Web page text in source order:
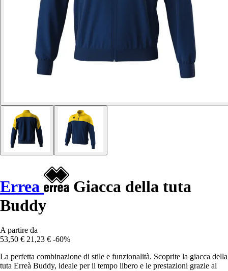
Errea
Giacca della tuta
Buddy
A partire da
53,50 € 21,23 € -60%
La perfetta combinazione di stile e funzionalità. Scoprite la giacca della
tuta Erreà Buddy, ideale per il tempo libero e le prestazioni grazie al